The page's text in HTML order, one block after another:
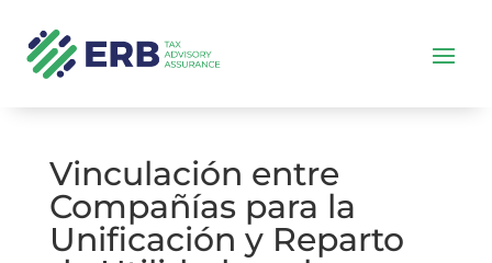
Vinculación entre
Compañías para la
Unificación y Reparto